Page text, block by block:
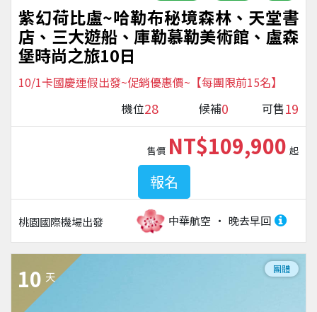
紫幻荷比盧~哈勒布秘境森林、天堂書
店、三大遊船、庫勒慕勒美術館、盧森
堡時尚之旅10日
10/1卡國慶連假出發~促銷優惠價~【每團限前15名】
機位28 候補0 可售19
桃園國際機場出發 中華航空 晚去早回
售價 NT$109,900 起
報名
10 天
團體